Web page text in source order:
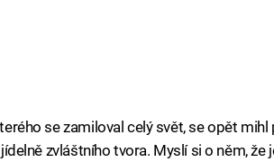
se zamiloval celý svět, se opět
zvláštního tvora. Myslí si o něm,